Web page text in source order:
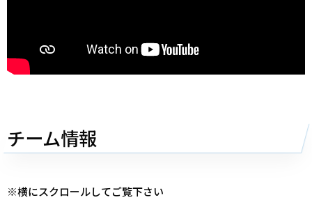
チーム情報
※横にスクロールしてご覧下さい